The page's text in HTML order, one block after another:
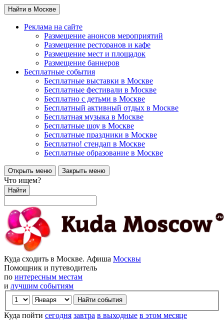
Найти в Москве
Реклама на сайте
Размещение анонсов мероприятий
Размещение ресторанов и кафе
Размещение мест и площадок
Размещение баннеров
Бесплатные события
Бесплатные выставки в Москве
Бесплатные фестивали в Москве
Бесплатно с детьми в Москве
Бесплатный активный отдых в Москве
Бесплатная музыка в Москве
Бесплатные шоу в Москве
Бесплатные праздники в Москве
Бесплатно! стендап в Москве
Бесплатные образование в Москве
Открыть меню Закрыть меню
Что ищем?
Найти
Куда сходить в Москве. Афиша Москвы
Помощник и путеводитель
по интересным местам
и лучшим событиям
Куда пойти сегодня завтра в выходные в этом месяце